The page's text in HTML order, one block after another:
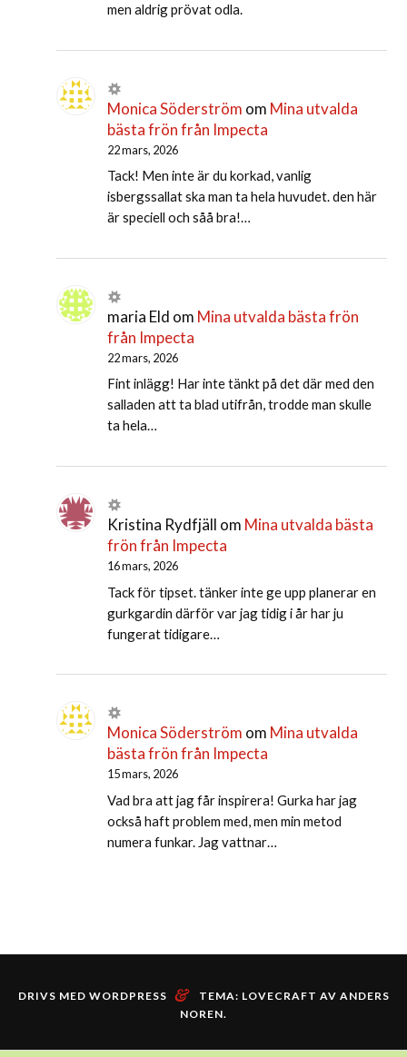
men aldrig prövat odla.
Monica Söderström om Mina utvalda
bästa frön från Impecta
22 mars, 2026
Tack! Men inte är du korkad, vanlig
isbergssallat ska man ta hela huvudet. den här
är speciell och såå bra!…
maria Eld om Mina utvalda bästa frön
från Impecta
22 mars, 2026
Fint inlägg! Har inte tänkt på det där med den
salladen att ta blad utifrån, trodde man skulle
ta hela…
Kristina Rydfjäll om Mina utvalda bästa
frön från Impecta
16 mars, 2026
Tack för tipset. tänker inte ge upp planerar en
gurkgardin därför var jag tidig i år har ju
fungerat tidigare…
Monica Söderström om Mina utvalda
bästa frön från Impecta
15 mars, 2026
Vad bra att jag får inspirera! Gurka har jag
också haft problem med, men min metod
numera funkar. Jag vattnar…
DRIVS MED WORDPRESS & TEMA: LOVECRAFT AV ANDERS
NOREN.